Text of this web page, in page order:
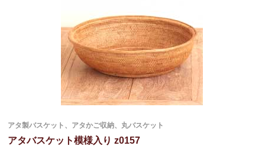
アタ製バスケット、アタかご収納、丸バスケット
アタバスケット模様入り z0157